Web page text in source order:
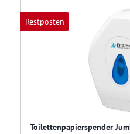
Restposten
Toilettenpapierspender